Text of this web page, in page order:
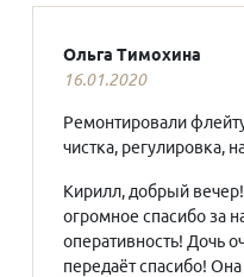
Ольга Тимохина
16.01.2020
Ремонтировали
чистка, регулировка,
Кирилл, добрый
огромное спасибо за
оперативность! Дочь
передаёт спасибо!